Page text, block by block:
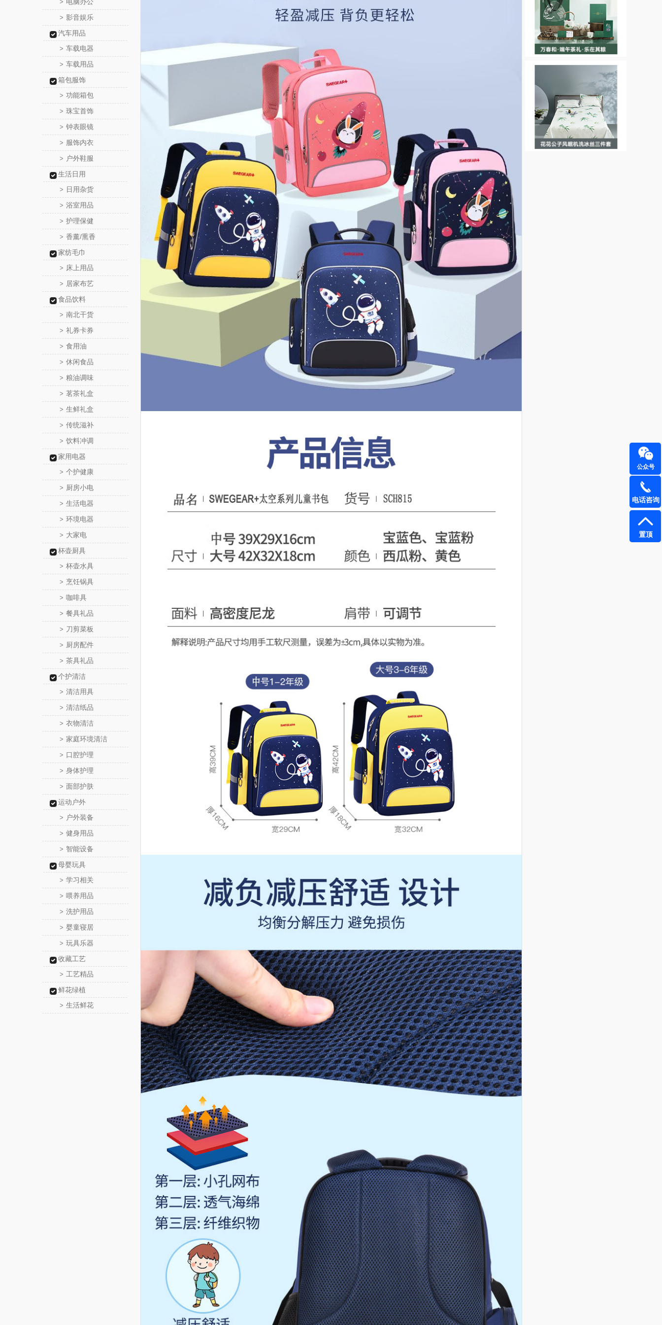
>
> 影音娱乐
汽车用品
> 车载电器
> 车载用品
箱包服饰
> 功能箱包
> 珠宝首饰
> 钟表眼镜
> 服饰内衣
> 户外鞋服
生活日用
> 日用杂货
> 浴室用品
> 护理保健
> 香薰/熏香
家纺毛巾
> 床上用品
> 居家布艺
食品饮料
> 南北干货
> 礼券卡券
> 食用油
> 休闲食品
> 粮油调味
> 茗茶礼盒
> 生鲜礼盒
> 传统滋补
> 饮料冲调
家用电器
> 个护健康
> 厨房小电
> 生活电器
> 环境电器
> 大家电
杯壶厨具
> 杯壶水具
> 烹饪锅具
> 咖啡具
> 餐具礼品
> 刀剪菜板
> 厨房配件
> 茶具礼品
个护清洁
> 清洁用具
> 清洁纸品
> 衣物清洁
> 家庭环境清洁
> 口腔护理
> 身体护理
> 面部护肤
运动户外
> 户外装备
> 健身用品
> 智能设备
母婴玩具
> 学习相关
> 喂养用品
> 洗护用品
> 婴童寝居
> 玩具乐器
收藏工艺
> 工艺精品
鲜花绿植
> 生活鲜花
公众号
电话咨询
置顶